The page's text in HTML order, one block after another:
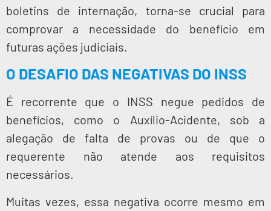
boletins de internação, torna-se crucial para
comprovar a necessidade do benefício em
futuras ações judiciais.
O DESAFIO DAS NEGATIVAS DO INSS
É recorrente que o INSS negue pedidos de
benefícios, como o Auxílio-Acidente, sob a
alegação de falta de provas ou de que o
requerente não atende aos requisitos
necessários.
Muitas vezes, essa negativa ocorre mesmo em